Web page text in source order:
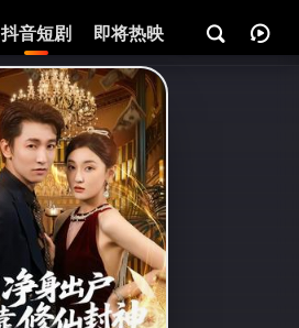
抖音短剧 即将热映 资讯